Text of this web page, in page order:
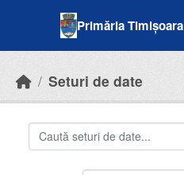
Primăria Timișoara
Seturi de date